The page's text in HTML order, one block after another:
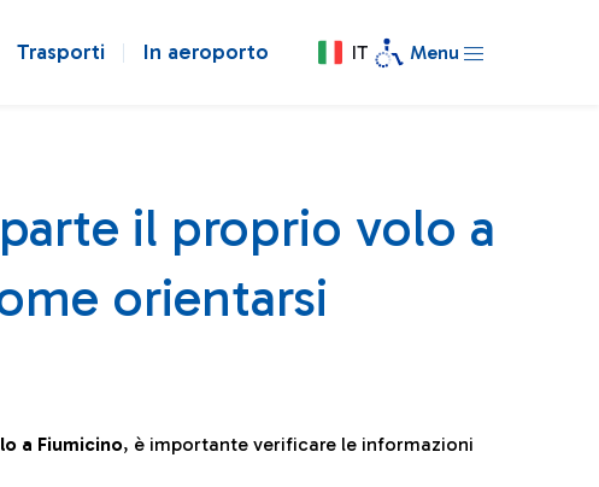
Trasporti In aeroporto IT Menu
il proprio volo a
orientarsi
a Fiumicino, è importante verificare le informazioni